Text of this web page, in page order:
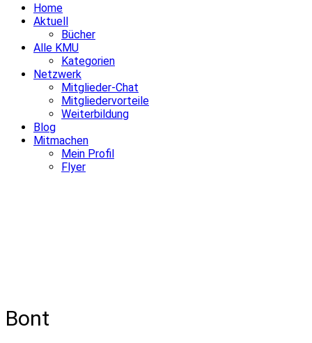
Home
Aktuell
Bücher
Alle KMU
Kategorien
Netzwerk
Mitglieder-Chat
Mitgliedervorteile
Weiterbildung
Blog
Mitmachen
Mein Profil
Flyer
Bont